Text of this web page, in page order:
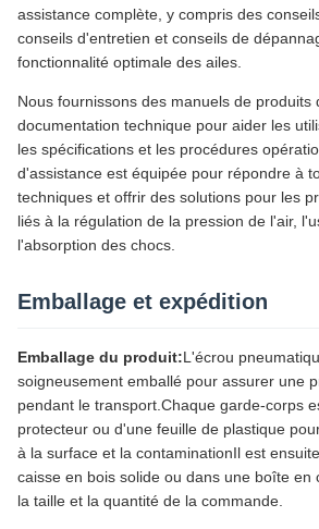
assistance complète, y compris des
conseils d'entretien et conseils de
fonctionnalité optimale des ailes.
Nous fournissons des manuels de produits
documentation technique pour aider les
les spécifications et les procédures
d'assistance est équipée pour répondre à
techniques et offrir des solutions pour les
liés à la régulation de la pression de l'air,
l'absorption des chocs.
Emballage et expédition
Emballage du produit:L'écrou
soigneusement emballé pour assurer une
pendant le transport.Chaque garde-corps
protecteur ou d'une feuille de plastique
à la surface et la contaminationIl est
caisse en bois solide ou dans une boîte en
la taille et la quantité de la commande.